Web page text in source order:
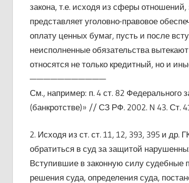
закона, т.е. исходя из сферы
представляет уголовно-правовое
оплату ценных бумаг, пусть и после
неисполненные обязательства
относятся не только кредитный, но и
———————————
См., например: п. 4 ст. 82 Федерального
(банкротстве)» // СЗ РФ. 2002. N 43. Ст.
2. Исходя из ст. ст. 11, 12, 393, 395 и др.
обратиться в суд за защитой
Вступившие в законную силу судебные
решения суда, определения суда,